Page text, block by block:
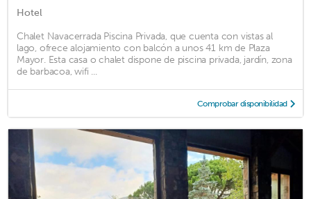
Hotel
Chalet Navacerrada Piscina Privada, que cuenta con vistas al
lago, ofrece alojamiento con balcón a unos 41 km de Plaza
Mayor. Esta casa o chalet dispone de piscina privada, jardín, zona
de barbacoa, wifi ...
Comprobar disponibilidad